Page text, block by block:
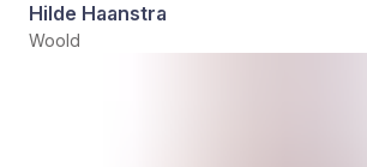
Hilde Haanstra
Woold